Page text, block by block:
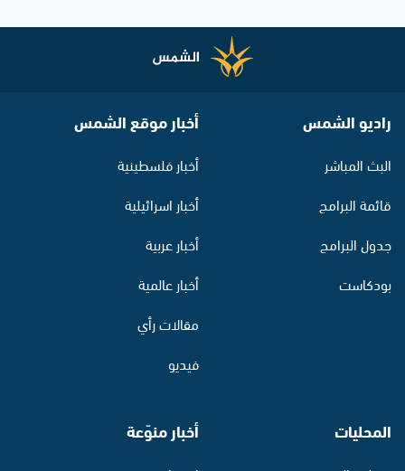
راديو الشمس
البث المباشر
قائمة البرامج
جدول البرامج
بودكاست
أخبار موقع الشمس
أخبار فلسطينية
أخبار اسرائيلية
أخبار عربية
أخبار عالمية
مقالات رأي
فيديو
المحليات أخبار منوّعة